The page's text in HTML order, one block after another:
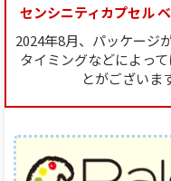
センシニティカプセル
2024年8月、パッケージ
タイミングなどによって
とがございま